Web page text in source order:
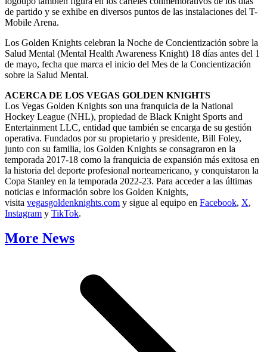
de partido y se exhibe en diversos puntos de las instalaciones del T-
Mobile Arena.
Los Golden Knights celebran la Noche de Concientización sobre la
Salud Mental (Mental Health Awareness Knight) 18 días antes del 1
de mayo, fecha que marca el inicio del Mes de la Concientización
sobre la Salud Mental.
ACERCA DE LOS VEGAS GOLDEN KNIGHTS
Los Vegas Golden Knights son una franquicia de la National
Hockey League (NHL), propiedad de Black Knight Sports and
Entertainment LLC, entidad que también se encarga de su gestión
operativa. Fundados por su propietario y presidente, Bill Foley,
junto con su familia, los Golden Knights se consagraron en la
temporada 2017-18 como la franquicia de expansión más exitosa en
la historia del deporte profesional norteamericano, y conquistaron la
Copa Stanley en la temporada 2022-23. Para acceder a las últimas
noticias e información sobre los Golden Knights,
visita vegasgoldenknights.com y sigue al equipo en Facebook, X,
Instagram y TikTok.
More News